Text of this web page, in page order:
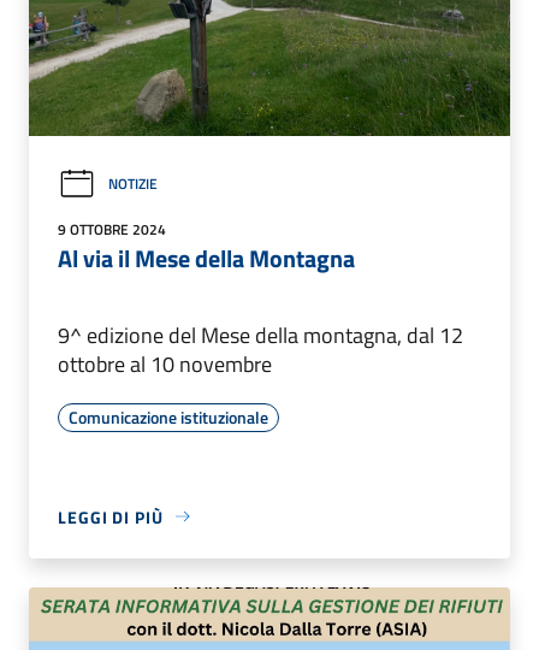
NOTIZIE
9 OTTOBRE 2024
Al via il Mese della Montagna
9^ edizione del Mese della montagna, dal 12
ottobre al 10 novembre
Comunicazione istituzionale
LEGGI DI PIÙ